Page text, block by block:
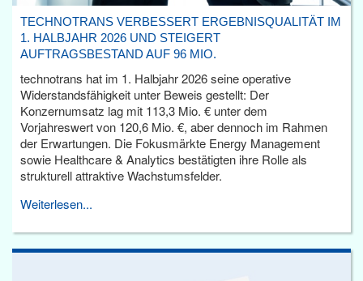
TECHNOTRANS VERBESSERT ERGEBNISQUALITÄT IM
1. HALBJAHR 2026 UND STEIGERT
AUFTRAGSBESTAND AUF 96 MIO.
technotrans hat im 1. Halbjahr 2026 seine operative
Widerstandsfähigkeit unter Beweis gestellt: Der
Konzernumsatz lag mit 113,3 Mio. € unter dem
Vorjahreswert von 120,6 Mio. €, aber dennoch im Rahmen
der Erwartungen. Die Fokusmärkte Energy Management
sowie Healthcare & Analytics bestätigten ihre Rolle als
strukturell attraktive Wachstumsfelder.
Weiterlesen...